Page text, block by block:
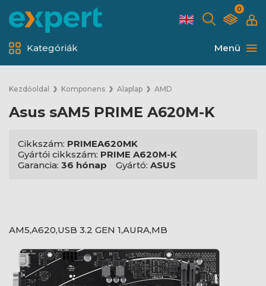
0
Menü
Kategóriák
Kezdőoldal Komponens Alaplap AMD
Asus sAM5 PRIME A620M-K
Cikkszám: PRIMEA620MK
Gyártói cikkszám: PRIME A620M-K
Garancia: 36 hónap Gyártó: ASUS
AM5,A620,USB 3.2 GEN 1,AURA,MB